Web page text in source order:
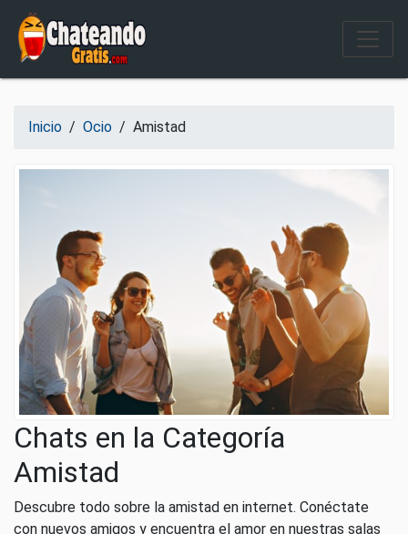
Salir del contenido
Inicio / Ocio / Amistad
Chats en la Categoría
Amistad
Descubre todo sobre la amistad en internet. Conéctate
con nuevos amigos y encuentra el amor en nuestras salas